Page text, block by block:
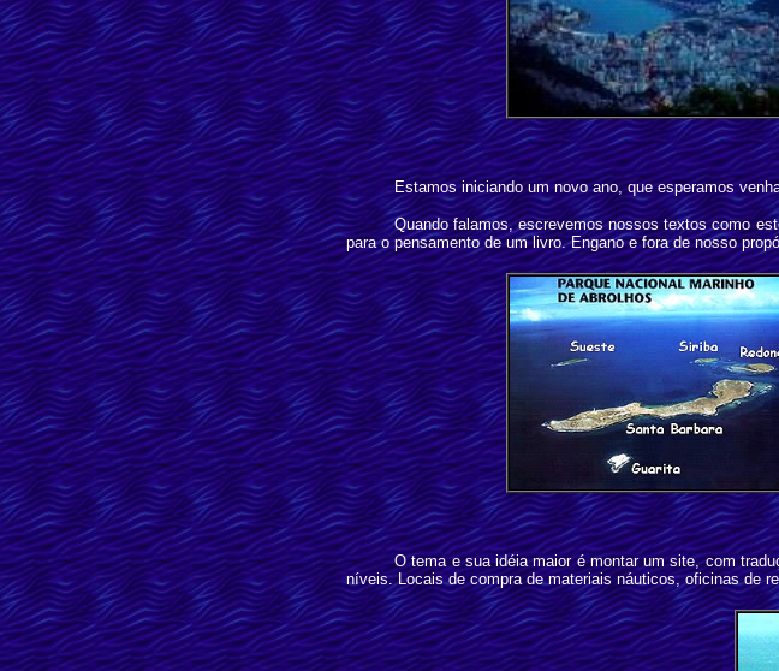
Estamos iniciando um novo ano, que esperamos
Quando falamos, escrevemos nossos textos como
para o pensamento de um livro. Engano e fora de nosso
O tema e sua idéia maior é montar um site, com
níveis. Locais de compra de materiais náuticos, oficinas de